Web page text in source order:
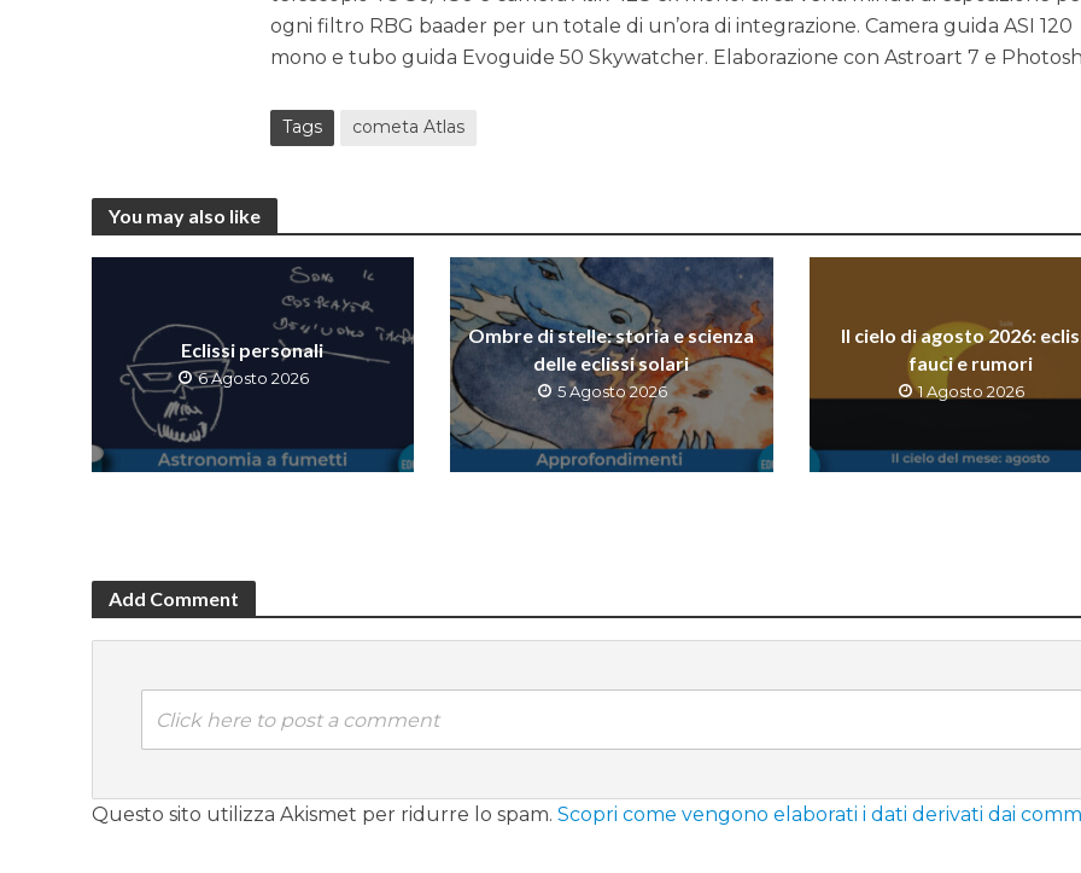
ogni filtro RBG baader per un totale di un’ora di integrazione. Camera guida ASI 120
mono e tubo guida Evoguide 50 Skywatcher. Elaborazione con Astroart 7 e
Tags cometa Atlas
You may also like
Eclissi personali
6 Agosto 2026
Ombre di stelle: storia e scienza
delle eclissi solari
5 Agosto 2026
Il cielo di agosto 2026:
fauci e rumori
1 Agosto 2026
Add Comment
Click here to post a comment
Questo sito utilizza Akismet per ridurre lo spam. Scopri come vengono elaborati i dati derivati dai